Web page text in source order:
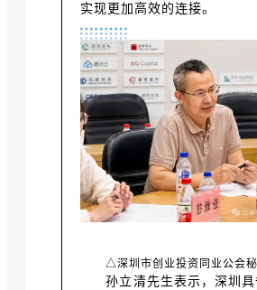
实现更加高效的连接。
△深圳市创业投资同业公会
孙立清先生表示，深圳具